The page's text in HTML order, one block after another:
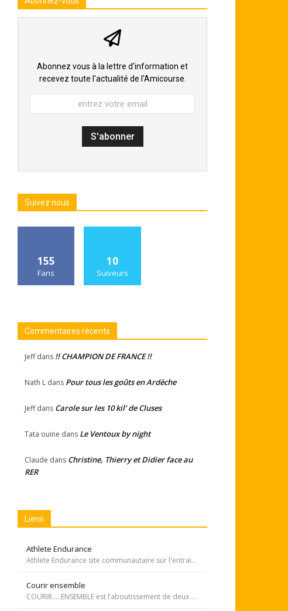
Abonnez vous à la lettre d'information et
recevez toute l'actualité de l'Amicourse.
Suivez nous
155
Fans
10
Suiveurs
Commentaires récents
Jeffdans !! CHAMPION DE FRANCE !!
Nath L dans Pour tous les goûts en Ardèche
Jeffdans Carole sur les 10 kil’ de Cluses
Tata ouine dans Le Ventoux by night
Claude dans Christine, Thierry et Didier face au
RER
Liens
Athlete Endurance
Athlete Endurance site communautaire sur l'entrainement en course à pied
Courir ensemble
COURIR…..ENSEMBLE est l’aboutissement de deux rêves. Celui de Tiffany qui, malgré une tumeur à la jambe voulait participer à la course de l’Escalade et celui de Carole, animatrice bénévole de l’atelier de bricolage du service d’oncopédiatrie de l’Hôpital